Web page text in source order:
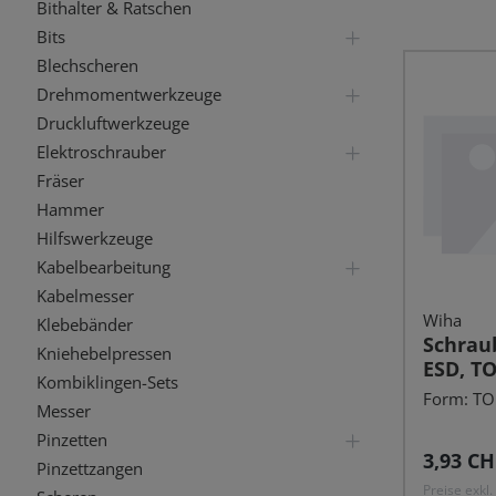
Bithalter & Ratschen
Bits
Blechscheren
Drehmomentwerkzeuge
Druckluftwerkzeuge
Elektroschrauber
Fräser
Hammer
Hilfswerkzeuge
Kabelbearbeitung
Kabelmesser
Klebebänder
Kniehebelpressen
Kombiklingen-Sets
Messer
Pinzetten
Pinzettzangen
Wiha
ESD,
Form:
3,93
Preise